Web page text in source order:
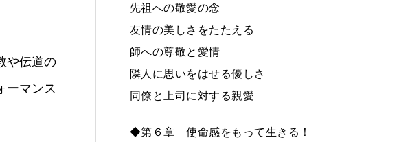
や伝道の
ーマンス
先祖への敬愛の念
友情の美しさをたたえる
師への尊敬と愛情
隣人に思いをはせる優しさ
同僚と上司に対する親愛
◆第６章 使命感をもって生きる！